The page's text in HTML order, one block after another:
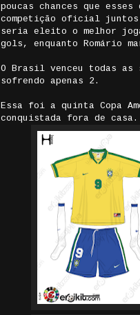
poucas chances que
competição oficial
seria eleito o melhor
gols, enquanto Romário
O Brasil venceu todas as
sofrendo apenas 2.
Essa foi a quinta Copa
conquistada fora de casa.